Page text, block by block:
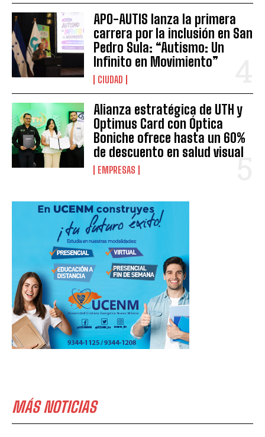
APO-AUTIS lanza la primera
carrera por la inclusión en San
Pedro Sula: “Autismo: Un
Infinito en Movimiento”
CIUDAD
Alianza estratégica de UTH y
Optimus Card con Óptica
Boniche ofrece hasta un 60%
de descuento en salud visual
EMPRESAS
MÁS NOTICIAS